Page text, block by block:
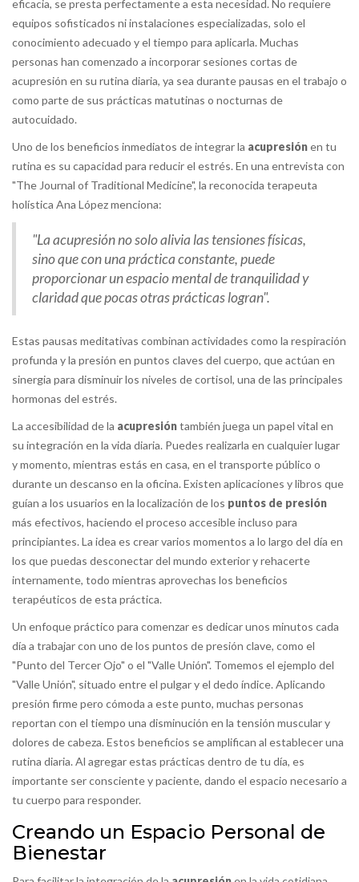
eficacia, se presta perfectamente a esta necesidad. No requiere
equipos sofisticados ni instalaciones especializadas, solo el
conocimiento adecuado y el tiempo para aplicarla. Muchas
personas han comenzado a incorporar sesiones cortas de
acupresión en su rutina diaria, ya sea durante pausas en el trabajo o
como parte de sus prácticas matutinas o nocturnas de
autocuidado.
Uno de los beneficios inmediatos de integrar la acupresiónen tu
rutina es su capacidad para reducir el estrés. En una entrevista con
"The Journal of Traditional Medicine", la reconocida terapeuta
holística Ana López menciona:
"La acupresión no solo alivia las tensiones físicas,
sino que con una práctica constante, puede
proporcionar un espacio mental de tranquilidad y
claridad que pocas otras prácticas logran".
Estas pausas meditativas combinan actividades como la respiración
profunda y la presión en puntos claves del cuerpo, que actúan en
sinergia para disminuir los niveles de cortisol, una de las principales
hormonas del estrés.
La accesibilidad de la acupresióntambién juega un papel vital en
su integración en la vida diaria. Puedes realizarla en cualquier lugar
y momento, mientras estás en casa, en el transporte público o
durante un descanso en la oficina. Existen aplicaciones y libros que
guían a los usuarios en la localización de los puntos de presión
más efectivos, haciendo el proceso accesible incluso para
principiantes. La idea es crear varios momentos a lo largo del día en
los que puedas desconectar del mundo exterior y rehacerte
internamente, todo mientras aprovechas los beneficios
terapéuticos de esta práctica.
Un enfoque práctico para comenzar es dedicar unos minutos cada
día a trabajar con uno de los puntos de presión clave, como el
"Punto del Tercer Ojo" o el "Valle Unión". Tomemos el ejemplo del
"Valle Unión", situado entre el pulgar y el dedo índice. Aplicando
presión firme pero cómoda a este punto, muchas personas
reportan con el tiempo una disminución en la tensión muscular y
dolores de cabeza. Estos beneficios se amplifican al establecer una
rutina diaria. Al agregar estas prácticas dentro de tu día, es
importante ser consciente y paciente, dando el espacio necesario a
tu cuerpo para responder.
Creando un Espacio Personal de
Bienestar